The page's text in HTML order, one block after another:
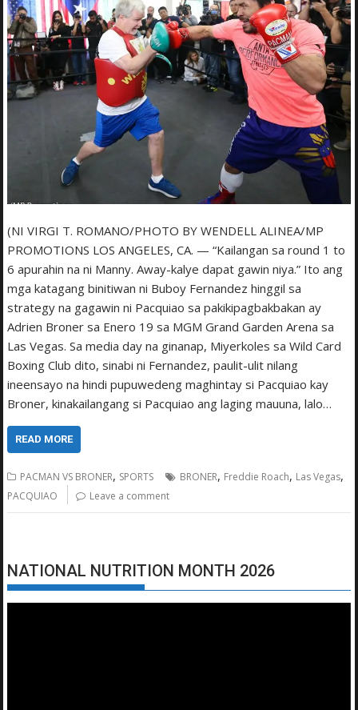
(NI VIRGI T. ROMANO/PHOTO BY WENDELL ALINEA/MP
PROMOTIONS LOS ANGELES, CA. — “Kailangan sa round 1 to
6 apurahin na ni Manny. Away-kalye dapat gawin niya.” Ito ang
mga katagang binitiwan ni Buboy Fernandez hinggil sa
strategy na gagawin ni Pacquiao sa pakikipagbakbakan ay
Adrien Broner sa Enero 19 sa MGM Grand Garden Arena sa
Las Vegas. Sa media day na ginanap, Miyerkoles sa Wild Card
Boxing Club dito, sinabi ni Fernandez, paulit-ulit nilang
ineensayo na hindi pupuwedeng maghintay si Pacquiao kay
Broner, kinakailangang si Pacquiao ang laging mauuna, lalo…
READ MORE
PACMAN VS BRONER, SPORTS BRONER, Freddie Roach, Las Vegas,
PACQUIAO Leave a comment
NATIONAL NUTRITION MONTH 2026